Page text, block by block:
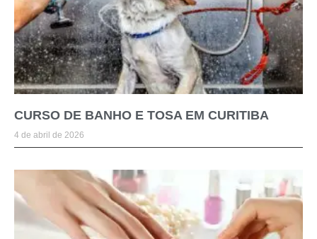
CURSO DE BANHO E TOSA EM CURITIBA
4 de abril de 2026